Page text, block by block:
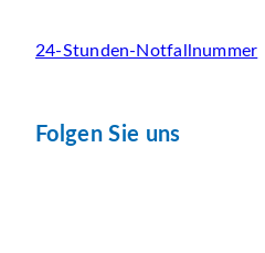
24-Stunden-Notfallnummer
Folgen Sie uns